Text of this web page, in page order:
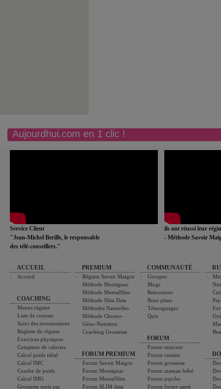
Aujourdhui.com en 1 clic !
Service Client
"Jean-Michel Berille, le responsable
des télé-conseillers."
ils ont réussi leur
- Méthode Savoir
ACCUEIL
Accueil
COACHING
Menus régime
Liste de courses
Suivi des mensurations
Réglette de régime
Exercices physiques
Compteur de calories
Calcul poids idéal
Calcul IMC
Courbe de poids
Calcul IMG
Grossesse mois par
PREMIUM
Régime Savoir Maigrir
Méthode Montignac
Méthode MentalSlim
Méthode Slim Data
Méthodes Naturelles
Méthode Chrono-
Géno-Nutrition
Coaching Grossesse
FORUM PREMIUM
Forum Savoir Maigrir
Forum Montignac
Forum MentalSlim
Forum SLIM data
COMMUNAUTÉ
Groupes
Blogs
Rencontres
Bons plans
Témoignages
Quiz
FORUM
Forum minceur
Forum cuisine
Forum grossesse
Forum maman bébé
Forum psycho
Forum forme santé